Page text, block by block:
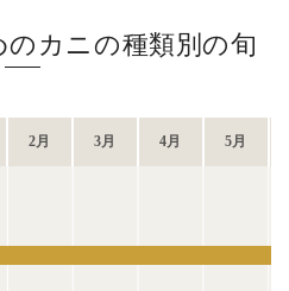
カニの種類別の旬
2月 3月 4月 5月